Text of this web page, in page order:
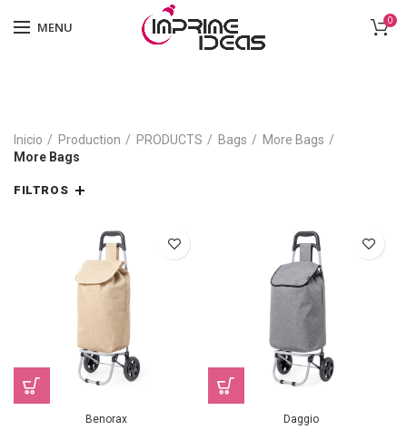
MENU 0
Inicio Production PRODUCTS Bags
More Bags
More Bags
FILTROS
Benorax Daggio